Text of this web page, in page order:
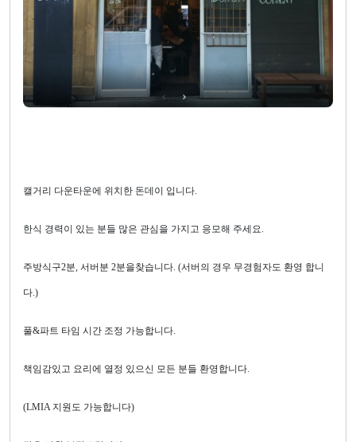
캘거리 다운타운에 위치한 돈데이 입니다.
한식 경력이 있는 분들 많은 관심을 가지고 응모해 주세요.
주방식구2분, 서버분 2분을찾습니다. (서버의 경우 무경험자도 환영 합니
다.)
풀&파트 타임 시간 조정 가능합니다.
책임감있고 요리에 열정 있으신 모든 분들 환영합니다.
(LMIA 지원도 가능합니다)